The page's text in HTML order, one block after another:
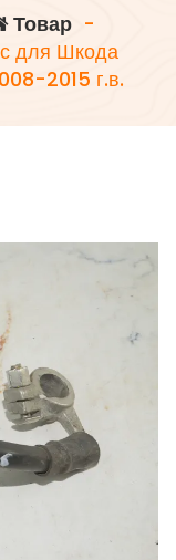
Товар-
для Шкода
2015 г.в.